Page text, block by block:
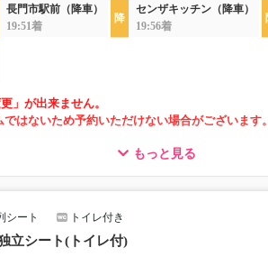
長門市駅前（降車）
19:51着
センザキッチン（降車）
19:56着
」が出来ません。
はないため予約いただけない場合がございます。
掃、除菌
もっと見る
シート トイレ付き
立シート(トイレ付)